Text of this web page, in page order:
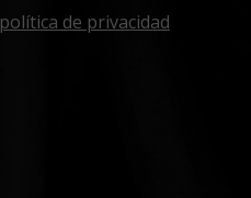
política de privacidad